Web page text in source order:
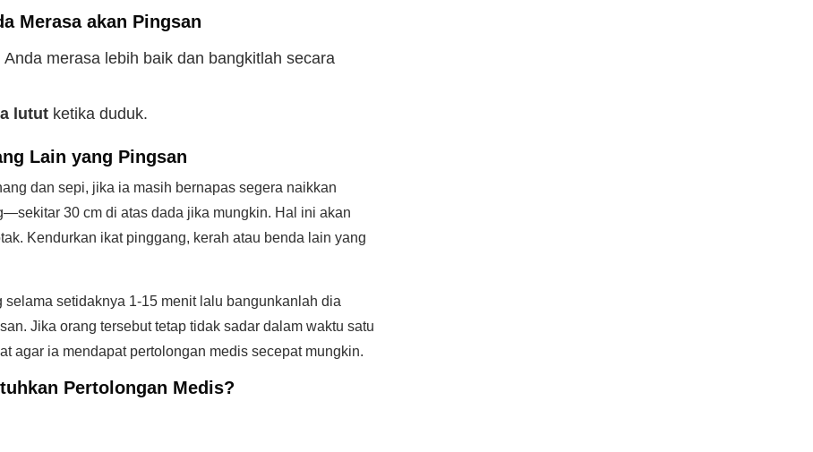
Merasa akan Pingsan
Anda merasa lebih baik dan bangkitlah secara
lutut ketika duduk.
Lain yang Pingsan
dan sepi, jika ia masih bernapas segera naikkan
30 cm di atas dada jika mungkin. Hal ini akan
Kendurkan ikat pinggang, kerah atau benda lain yang
setidaknya 1-15 menit lalu bangunkanlah dia
Jika orang tersebut tetap tidak sadar dalam waktu satu
agar ia mendapat pertolongan medis secepat mungkin.
Pertolongan Medis?